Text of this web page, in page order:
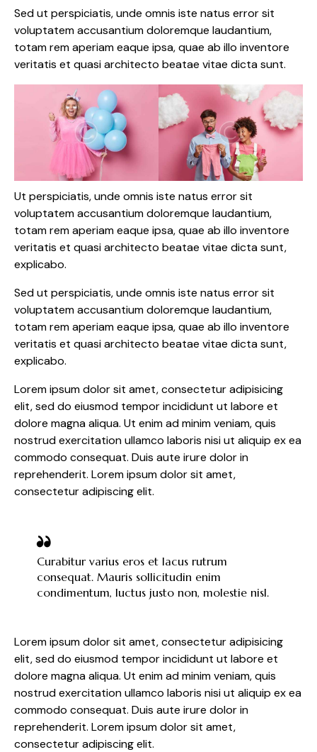
Sed ut perspiciatis, unde omnis iste natus error sit
voluptatem accusantium doloremque laudantium,
totam rem aperiam eaque ipsa, quae ab illo inventore
veritatis et quasi architecto beatae vitae dicta sunt.
Ut perspiciatis, unde omnis iste natus error sit
voluptatem accusantium doloremque laudantium,
totam rem aperiam eaque ipsa, quae ab illo inventore
veritatis et quasi architecto beatae vitae dicta sunt,
explicabo.
Sed ut perspiciatis, unde omnis iste natus error sit
voluptatem accusantium doloremque laudantium,
totam rem aperiam eaque ipsa, quae ab illo inventore
veritatis et quasi architecto beatae vitae dicta sunt,
explicabo.
Lorem ipsum dolor sit amet, consectetur adipisicing
elit, sed do eiusmod tempor incididunt ut labore et
dolore magna aliqua. Ut enim ad minim veniam, quis
nostrud exercitation ullamco laboris nisi ut aliquip ex ea
commodo consequat. Duis aute irure dolor in
reprehenderit. Lorem ipsum dolor sit amet,
consectetur adipiscing elit.
Curabitur varius eros et lacus rutrum
consequat. Mauris sollicitudin enim
condimentum, luctus justo non, molestie nisl.
Lorem ipsum dolor sit amet, consectetur adipisicing
elit, sed do eiusmod tempor incididunt ut labore et
dolore magna aliqua. Ut enim ad minim veniam, quis
nostrud exercitation ullamco laboris nisi ut aliquip ex ea
commodo consequat. Duis aute irure dolor in
reprehenderit. Lorem ipsum dolor sit amet,
consectetur adipiscing elit.